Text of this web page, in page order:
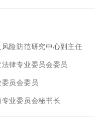
险防范研究中心副主任
律专业委员会委员
员会委员
业委员会秘书长